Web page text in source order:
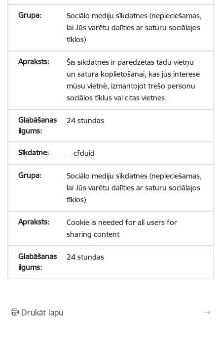
Sociālo mediju sīkdatnes (nepieciešamas,
lai Jūs varētu dalīties ar saturu sociālajos
tīklos)
Šīs sīkdatnes ir paredzētas tādu vietņu
un satura koplietošanai, kas jūs interesē
mūsu vietnē, izmantojot trešo personu
sociālos tīklus vai citas vietnes.
24 stundas
__cfduid
Sociālo mediju sīkdatnes (nepieciešamas,
lai Jūs varētu dalīties ar saturu sociālajos
tīklos)
Cookie is needed for all users for
sharing content
24 stundas
Drukāt lapu